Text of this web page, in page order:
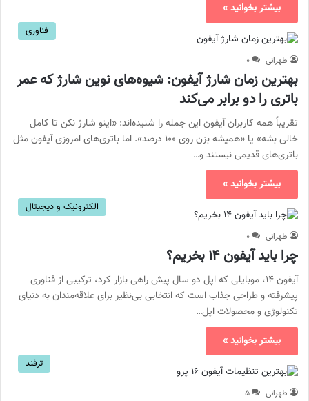
بیشتر بخوانید »
فناوری
طهرانی ۰
بهترین زمان شارژ آیفون: شیوه‌های نوین شارژ که عمر
باتری را دو برابر می‌کند
تقریباً همه کاربران آیفون این جمله را شنیده‌اند: «اینو شارژ نکن تا کامل
خالی بشه» یا «همیشه بزن روی ۱۰۰ درصد». اما باتری‌های امروزی آیفون مثل
باتری‌های قدیمی نیستند و…
بیشتر بخوانید »
الکترونیک و دیجیتال
طهرانی ۰
چرا باید آیفون ۱۴ بخریم؟
آیفون ۱۴، موبایلی که اپل دو سال پیش راهی بازار کرد، ترکیبی از فناوری
پیشرفته و طراحی جذاب است که انتخابی بی‌نظیر برای علاقه‌مندان به دنیای
تکنولوژی و محصولات اپل…
بیشتر بخوانید »
ترفند
طهرانی ۵